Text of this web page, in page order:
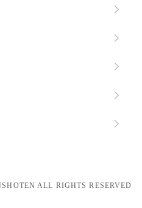
ALL RIGHTS RESERVED